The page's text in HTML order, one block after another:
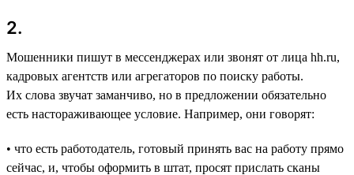
2.
Мошенники пишут в мессенджерах или звонят от лица hh.ru,
кадровых агентств или агрегаторов по поиску работы.
Их слова звучат заманчиво, но в предложении обязательно
есть настораживающее условие. Например, они говорят:
• что есть работодатель, готовый принять вас на работу прямо
сейчас, и, чтобы оформить в штат, просят прислать сканы